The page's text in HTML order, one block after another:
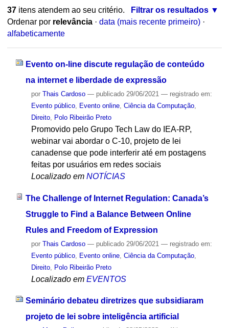
37itens atendem ao seu critério.
Filtrar os resultados
Ordenar por relevância · data (mais recente primeiro) ·
alfabeticamente
Evento on-line discute regulação de conteúdo
na internet e liberdade de expressão
por Thais Cardoso — publicado29/06/2021 — registrado em:
Evento público, Evento online, Ciência da Computação,
Direito, Polo Ribeirão Preto
Promovido pelo Grupo Tech Law do IEA-RP,
webinar vai abordar o C-10, projeto de lei
canadense que pode interferir até em postagens
feitas por usuários em redes sociais
Localizado em NOTÍCIAS
The Challenge of Internet Regulation: Canada’s
Struggle to Find a Balance Between Online
Rules and Freedom of Expression
por Thais Cardoso — publicado29/06/2021 — registrado em:
Evento público, Evento online, Ciência da Computação,
Direito, Polo Ribeirão Preto
Localizado em EVENTOS
Seminário debateu diretrizes que subsidiaram
projeto de lei sobre inteligência artificial